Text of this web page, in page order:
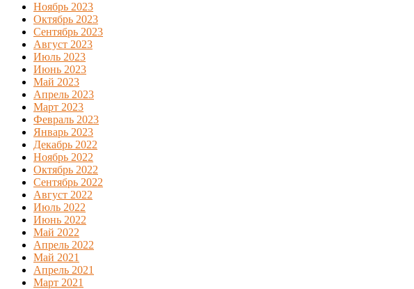
Ноябрь 2023
Октябрь 2023
Сентябрь 2023
Август 2023
Июль 2023
Июнь 2023
Май 2023
Апрель 2023
Март 2023
Февраль 2023
Январь 2023
Декабрь 2022
Ноябрь 2022
Октябрь 2022
Сентябрь 2022
Август 2022
Июль 2022
Июнь 2022
Май 2022
Апрель 2022
Май 2021
Апрель 2021
Март 2021